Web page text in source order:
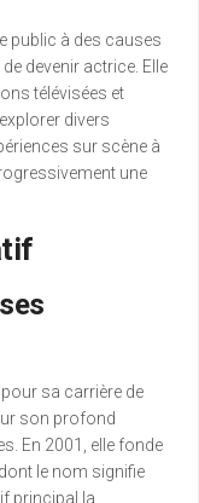
public à des causes
devenir actrice. Elle
télévisées et
divers
sur scène à
une
sa carrière de
son profond
En 2001, elle fonde
le nom signifie
principal la